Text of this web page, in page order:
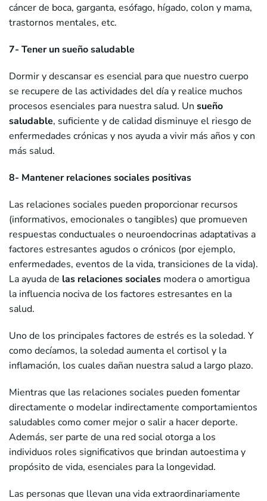
cáncer de boca, garganta, esófago, hígado, colon y mama,
trastornos mentales, etc.
7- Tener un sueño saludable
Dormir y descansar es esencial para que nuestro cuerpo
se recupere de las actividades del día y realice muchos
procesos esenciales para nuestra salud. Un sueño
saludable, suficiente y de calidad disminuye el riesgo de
enfermedades crónicas y nos ayuda a vivir más años y con
más salud.
8- Mantener relaciones sociales positivas
Las relaciones sociales pueden proporcionar recursos
(informativos, emocionales o tangibles) que promueven
respuestas conductuales o neuroendocrinas adaptativas a
factores estresantes agudos o crónicos (por ejemplo,
enfermedades, eventos de la vida, transiciones de la vida).
La ayuda de las relaciones sociales modera o amortigua
la influencia nociva de los factores estresantes en la
salud.
Uno de los principales factores de estrés es la soledad. Y
como decíamos, la soledad aumenta el cortisol y la
inflamación, los cuales dañan nuestra salud a largo plazo.
Mientras que las relaciones sociales pueden fomentar
directamente o modelar indirectamente comportamientos
saludables como comer mejor o salir a hacer deporte.
Además, ser parte de una red social otorga a los
individuos roles significativos que brindan autoestima y
propósito de vida, esenciales para la longevidad.
Las personas que llevan una vida extraordinariamente